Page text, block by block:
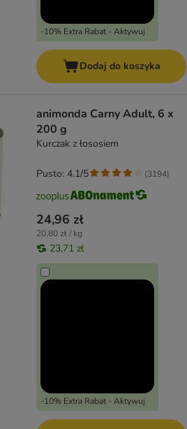
-10% Extra Rabat - Aktywuj
Dodaj do koszyka
animonda Carny Adult, 6 x
200 g
Kurczak z łososiem
24,96 zł
20,80 zł / kg
23,71 zł
-10% Extra Rabat - Aktywuj
Pusto: 4.1/5 (3194)